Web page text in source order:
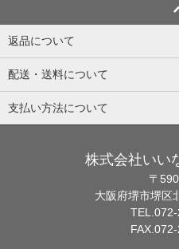
返品について
配送・送料について
支払い方法について
株式会社いい
〒
大阪府堺市堺区